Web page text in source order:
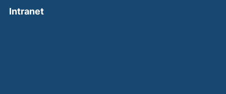
Intranet(external link, opens in a new window)